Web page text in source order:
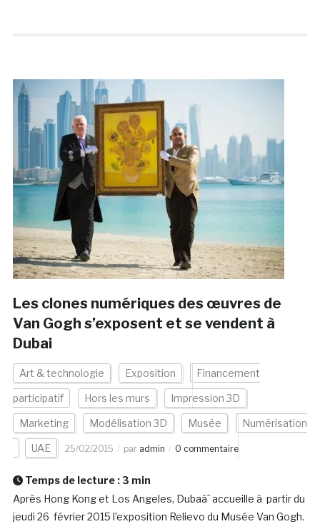
Les clones numériques des œuvres de
Van Gogh s’exposent et se vendent à
Dubai
Art & technologie Exposition Financement
participatif Hors les murs Impression 3D
Marketing Modélisation 3D Musée Numérisation
UAE 25/02/2015 par admin 0 commentaire
Temps de lecture : 3 min
Après Hong Kong et Los Angeles, Dubaà¯ accueille à partir du
jeudi 26 février 2015 l’exposition Relievo du Musée Van Gogh.